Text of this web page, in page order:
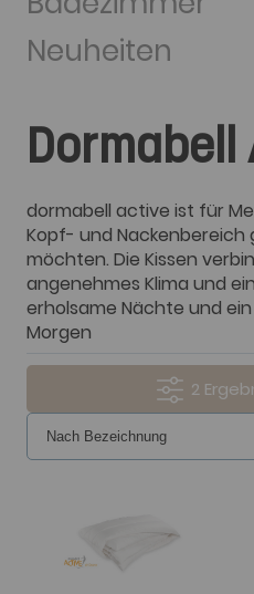
Neuheiten
Dormabell
dormabell active ist für
Kopf- und
möchten. Die Kissen
angenehmes Klima und
erholsame Nächte und
Morgen
2